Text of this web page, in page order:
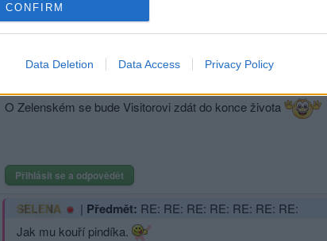
CONFIRM
Data Deletion Data Access Privacy Policy
Všichni bychom chtěli, aby to zlo skončilo. Všichni kromě
O Zelenském se bude Visitorovi zdát do konce života
Přihlásit se a odpovědět
SELENA | Předmět: RE: RE: RE: RE: RE: RE: RE:
Jak mu kouří pindíka.